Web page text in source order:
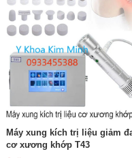
Máy xung kích trị liệu giảm
cơ xương khớp T43